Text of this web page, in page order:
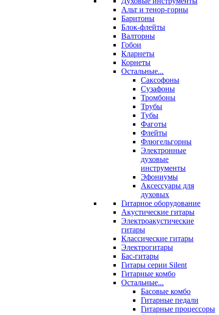
Альт и тенор-горны
Баритоны
Блок-флейты
Валторны
Гобои
Кларнеты
Корнеты
Остальные...
Саксофоны
Сузафоны
Тромбоны
Трубы
Тубы
Фаготы
Флейты
Флюгельгорны
Электронные
духовые
инструменты
Эфониумы
Аксессуары для
духовых
Гитарное оборудование
Акустические гитары
Электроакустические
гитары
Классические гитары
Электрогитары
Бас-гитары
Гитары серии Silent
Гитарные комбо
Остальные...
Басовые комбо
Гитарные педали
Гитарные процессоры